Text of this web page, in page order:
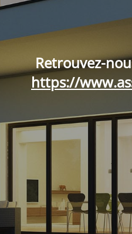
Retrouvez-
https://